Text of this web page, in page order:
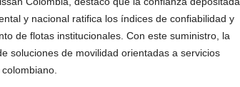
y nacional ratifica los índices de confiabilidad y
de flotas institucionales. Con este suministro, la
soluciones de movilidad orientadas a servicios